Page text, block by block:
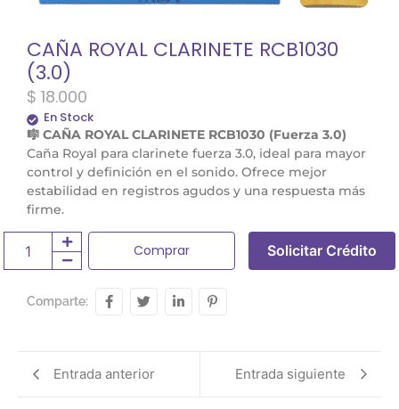
CAÑA ROYAL CLARINETE RCB1030
(3.0)
$ 18.000
En Stock
🎼 CAÑA ROYAL CLARINETE RCB1030 (Fuerza 3.0)
Caña Royal para clarinete fuerza 3.0, ideal para mayor
control y definición en el sonido. Ofrece mejor
estabilidad en registros agudos y una respuesta más
firme.
Comprar Solicitar Crédito
Comparte:
Entrada anterior Entrada siguiente